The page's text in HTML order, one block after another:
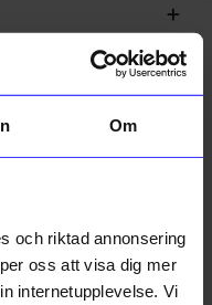
Om
och riktad annonsering
oss att visa dig mer
internetupplevelse. Vi